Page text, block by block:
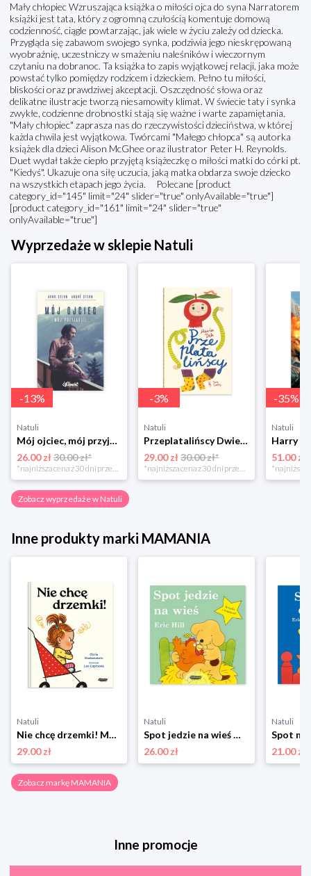
Mały chłopiec Wzruszająca książka o miłości ojca do syna Narratorem
książki jest tata, który z ogromną czułością komentuje domową
codzienność, ciągle powtarzając, jak wiele w życiu zależy od dziecka.
Przygląda się zabawom swojego synka, podziwia jego nieskrępowaną
wyobraźnię, uczestniczy w smażeniu naleśników i wieczornym
czytaniu na dobranoc. Ta książka to zapis wyjątkowej relacji, jaka może
powstać tylko pomiędzy rodzicem i dzieckiem. Pełno tu miłości,
bliskości oraz prawdziwej akceptacji. Oszczędność słowa oraz
delikatne ilustracje tworzą niesamowity klimat. W świecie taty i synka
zwykłe, codzienne drobnostki stają się ważne i warte zapamiętania.
"Mały chłopiec" zaprasza nas do rzeczywistości dzieciństwa, w której
każda chwila jest wyjątkowa. Twórcami "Małego chłopca" są autorka
książek dla dzieci Alison McGhee oraz ilustrator Peter H. Reynolds.
Duet wydał także ciepło przyjętą książeczkę o miłości matki do córki pt.
"Kiedyś". Ukazuje ona siłę uczucia, jaką matka obdarza swoje dziecko
na wszystkich etapach jego życia. Polecane [product
category_id="145" limit="24" slider="true" onlyAvailable="true"]
[product category_id="161" limit="24" slider="true"
onlyAvailable="true"]
Wyprzedaże w sklepie Natuli
-13%
Natuli
Mój ojciec, mój przyjaciel Element
26.00 zł30.00 zł*
*najniższa cena z 30 dni przed obniżką
-3%
Natuli
Przeplatalińscy Dwie siostry
29.00 zł 30.00 zł*
*najniższa cena z 30 dni przed obniżką
-35%
Natuli
51.00 zł
Zobacz wyprzedaże w Natuli
Inne produkty marki MAMANIA
Natuli
Nie chcę drzemki! Mamania
29.00 zł
Natuli
Spot jedzie na wieś Mamania
26.00 zł
Natuli
21.00 zł
Zobacz markę MAMANIA
Inne promocje